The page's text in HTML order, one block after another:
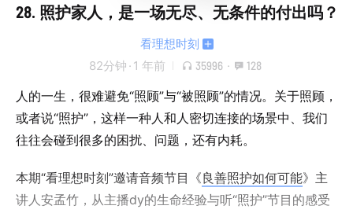
28. 照护家人，是一场无尽、无条件的付出吗？
看理想时刻
82分钟 · 1 年前 35996 · 128
人的一生，很难避免“照顾”与“被照顾”的情况。关于照顾，
或者说“照护”，这样一种人和人密切连接的场景中、我们
往往会碰到很多的困扰、问题，还有内耗。
本期“看理想时刻”邀请音频节目《良善照护如何可能》主
讲人安孟竹，从主播dy的生命经验与听“照护”节目的感受